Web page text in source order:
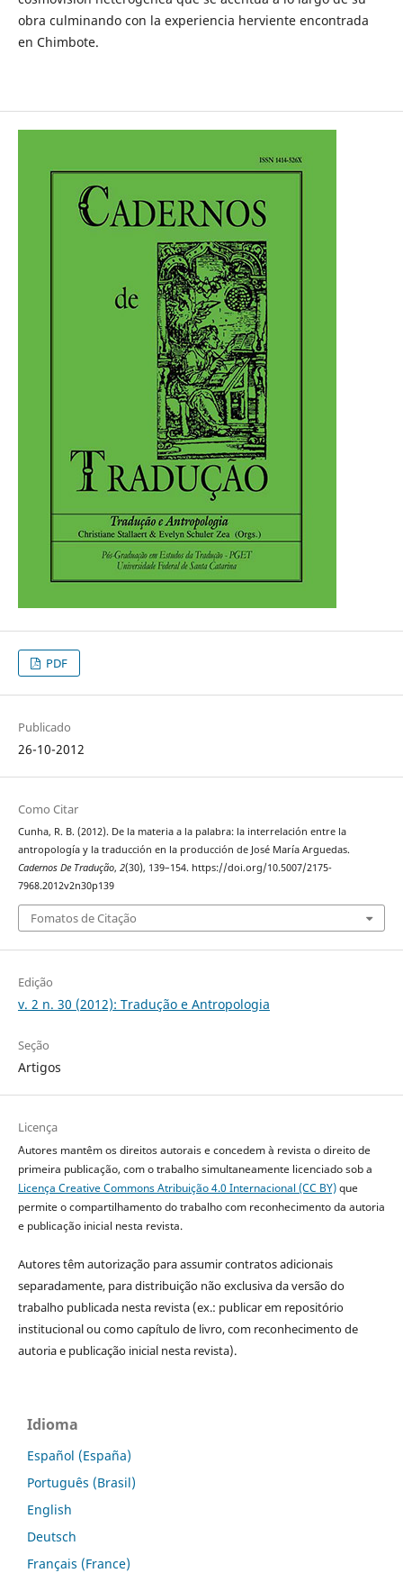
obra culminando con la experiencia herviente encontrada
en Chimbote.
PDF
Publicado
26-10-2012
Como Citar
Cunha, R. B. (2012). De la materia a la palabra: la interrelación entre la
antropología y la traducción en la producción de José María Arguedas.
Cadernos De Tradução, 2(30), 139–154. https://doi.org/10.5007/2175-
7968.2012v2n30p139
Fomatos de Citação
Edição
v. 2 n. 30 (2012): Tradução e Antropologia
Seção
Artigos
Licença
Autores mantêm os direitos autorais e concedem à revista o direito de
primeira publicação, com o trabalho simultaneamente licenciado sob a
Licença Creative Commons Atribuição 4.0 Internacional (CC BY)que
permite o compartilhamento do trabalho com reconhecimento da autoria
e publicação inicial nesta revista.
Autores têm autorização para assumir contratos adicionais
separadamente, para distribuição não exclusiva da versão do
trabalho publicada nesta revista (ex.: publicar em repositório
institucional ou como capítulo de livro, com reconhecimento de
autoria e publicação inicial nesta revista).
Idioma
Español (España)
Português (Brasil)
English
Deutsch
Français (France)